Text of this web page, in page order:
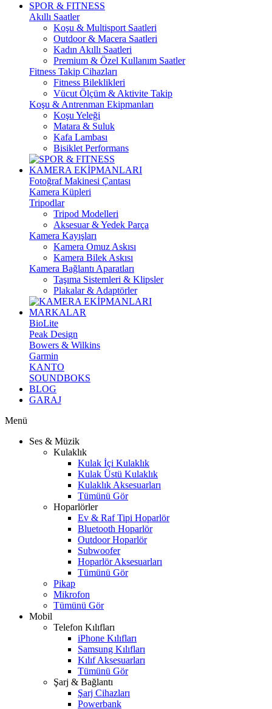
SPOR & FITNESS
Akıllı Saatler
Koşu & Multisport Saatleri
Outdoor & Macera Saatleri
Kadın Akıllı Saatleri
Premium & Özel Kullanım Saatler
Fitness Takip Cihazları
Fitness Bileklikleri
Vücut Ölçüm & Aktivite Takip
Koşu & Antrenman Ekipmanları
Koşu Yeleği
Matara & Suluk
Kafa Lambası
Bisiklet Performans
KAMERA EKİPMANLARI
Fotoğraf Makinesi Çantası
Kamera Küpleri
Tripodlar
Tripod Modelleri
Aksesuar & Yedek Parça
Kamera Kayışları
Kamera Omuz Askısı
Kamera Bilek Askısı
Kamera Bağlantı Aparatları
Taşıma Sistemleri & Klipsler
Plakalar & Adaptörler
MARKALAR
BioLite
Peak Design
Bowers & Wilkins
Garmin
KANTO
SOUNDBOKS
BLOG
GARAJ
Menü
Ses & Müzik
Kulaklık
Kulak İçi Kulaklık
Kulak Üstü Kulaklık
Kulaklık Aksesuarları
Tümünü Gör
Hoparlörler
Ev & Raf Tipi Hoparlör
Bluetooth Hoparlör
Outdoor Hoparlör
Subwoofer
Hoparlör Aksesuarları
Tümünü Gör
Pikap
Mikrofon
Tümünü Gör
Mobil
Telefon Kılıfları
iPhone Kılıfları
Samsung Kılıfları
Kılıf Aksesuarları
Tümünü Gör
Şarj & Bağlantı
Şarj Cihazları
Powerbank